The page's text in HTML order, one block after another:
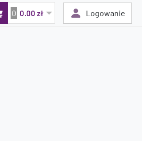
0 0.00 zł Logowanie